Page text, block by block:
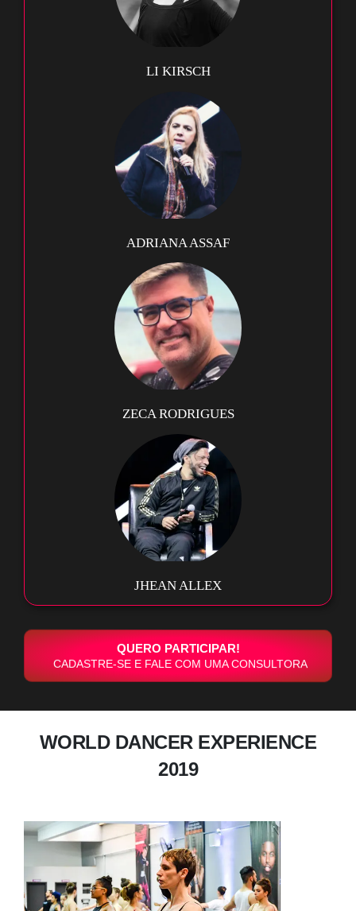
LI KIRSCH
ADRIANA ASSAF
ZECA RODRIGUES
JHEAN ALLEX
QUERO PARTICIPAR!
CADASTRE-SE E FALE COM UMA CONSULTORA
WORLD DANCER EXPERIENCE
2019